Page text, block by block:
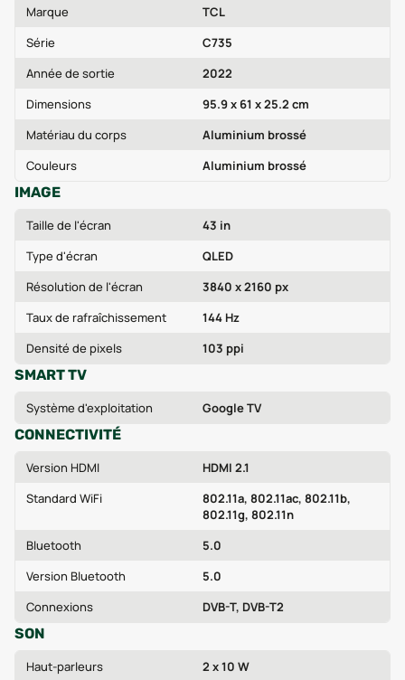
Marque
TCL
Série
C735
Année de sortie
2022
Dimensions
95.9 x 61 x 25.2 cm
Matériau du corps
Aluminium brossé
Couleurs
Aluminium brossé
IMAGE
Taille de l'écran
43 in
Type d'écran
QLED
Résolution de l'écran
3840 x 2160 px
Taux de rafraîchissement
144 Hz
Densité de pixels
103 ppi
SMART TV
Système d'exploitation Google TV
CONNECTIVITÉ
Version HDMI
HDMI 2.1
Standard WiFi
802.11a, 802.11ac, 802.11b,
802.11g, 802.11n
Bluetooth
5.0
Version Bluetooth
5.0
Connexions
DVB-T, DVB-T2
SON
Haut-parleurs 2 x 10 W